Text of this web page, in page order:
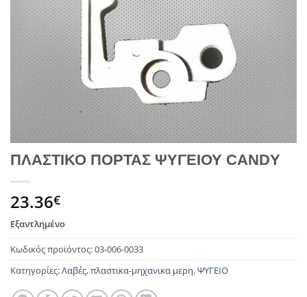
ΠΛΑΣΤΙΚΟ ΠΟΡΤΑΣ ΨΥΓΕΙΟΥ CANDY
23.36€
Εξαντλημένο
Κωδικός προϊόντος:03-006-0033
Κατηγορίες:Λαβές,πλαστικα-μηχανικα μερη,ΨΥΓΕΙΟ